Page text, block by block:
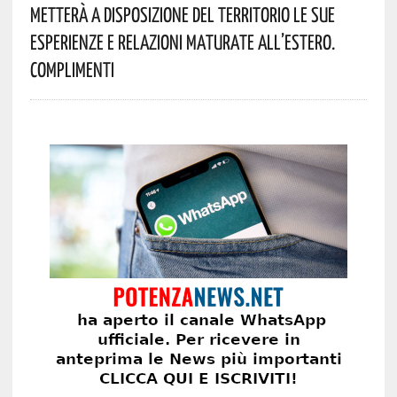
Metterà A Disposizione Del Territorio Le Sue
Esperienze E Relazioni Maturate All’estero.
Complimenti